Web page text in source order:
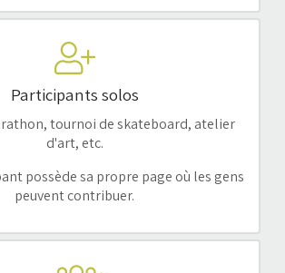
Participants solos
tournoi de skateboard, atelier
d'art, etc.
possède sa propre page où les gens
peuvent contribuer.